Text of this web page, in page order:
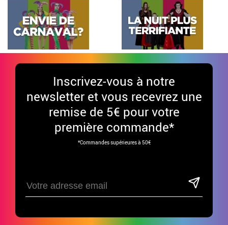
Inscrivez-vous à notre
newsletter et vous recevrez une
remise de 5€ pour votre
première commande*
*Commandes supérieures à 50€